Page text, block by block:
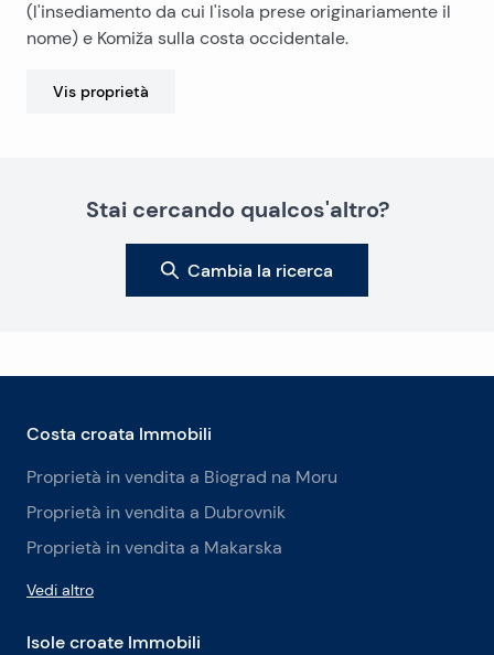
(l'insediamento da cui l'isola prese originariamente il
nome) e Komiža sulla costa occidentale.
Vis proprietà
Stai cercando qualcos'altro?
Cambia la ricerca
Costa croata Immobili
Proprietà in vendita a Biograd na Moru
Proprietà in vendita a Dubrovnik
Proprietà in vendita a Makarska
Vedi altro
Isole croate Immobili